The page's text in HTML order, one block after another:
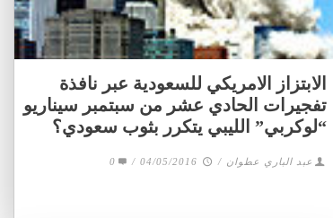
الابتزاز الامريكي للسعودية عبر نافذة
تفجيرات الحادي عشر من سبتمبر سيناريو
“لوكربي” الليبي يتكرر بثوب سعودي؟
عبد الباري عطوان /
04/05/2016
/
0